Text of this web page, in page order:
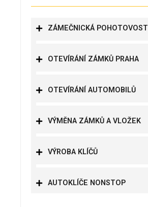
ZÁMEČNICKÁ POHOTOVOST
OTEVÍRÁNÍ ZÁMKŮ PRAHA
OTEVÍRÁNÍ AUTOMOBILŮ
VÝMĚNA ZÁMKŮ A VLOŽEK
VÝROBA KLÍČŮ
AUTOKLÍČE NONSTOP